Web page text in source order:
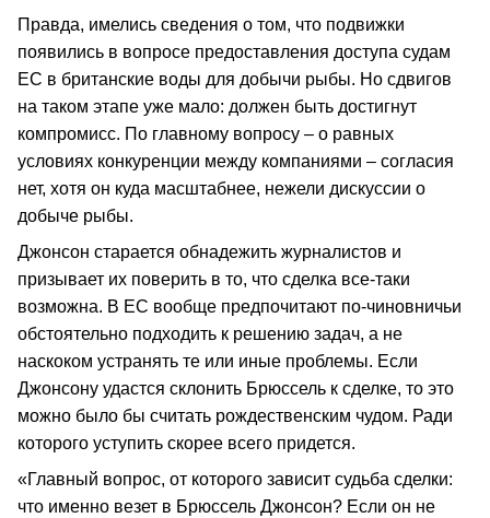
Правда, имелись сведения о том, что подвижки
появились в вопросе предоставления доступа судам
ЕС в британские воды для добычи рыбы. Но сдвигов
на таком этапе уже мало: должен быть достигнут
компромисс. По главному вопросу – о равных
условиях конкуренции между компаниями – согласия
нет, хотя он куда масштабнее, нежели дискуссии о
добыче рыбы.
Джонсон старается обнадежить журналистов и
призывает их поверить в то, что сделка все-таки
возможна. В ЕС вообще предпочитают по-чиновничьи
обстоятельно подходить к решению задач, а не
наскоком устранять те или иные проблемы. Если
Джонсону удастся склонить Брюссель к сделке, то это
можно было бы считать рождественским чудом. Ради
которого уступить скорее всего придется.
«Главный вопрос, от которого зависит судьба сделки:
что именно везет в Брюссель Джонсон? Если он не